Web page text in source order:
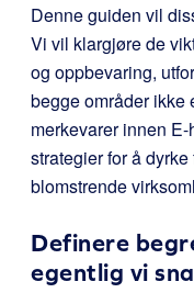
Denne guiden vil
Vi vil klargjøre de
og oppbevaring,
begge områder ikke
merkevarer innen
strategier for å
blomstrende
Definere
egentlig vi